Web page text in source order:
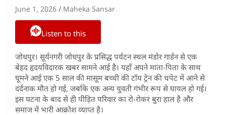
June 1, 2026 Maheka Sansar
Listen to this
जोधपुर। सूर्यनगरी जोधपुर के प्रसिद्ध पर्यटन स्थल मंडोर गार्डन से एक
बेहद हृदयविदारक खबर सामने आई है। यहाँ अपने माता-पिता के साथ
घूमने आई एक 5 साल की मासूम बच्ची की टॉय ट्रेन की चपेट में आने से
दर्दनाक मौत हो गई, जबकि एक अन्य युवती गंभीर रूप से घायल हो गई।
इस घटना के बाद से ही पीड़ित परिवार का रो-रोकर बुरा हाल है और
समाज में भारी आक्रोश व्याप्त है।